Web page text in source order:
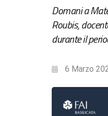
Domani a
Roubis,
durante il
6 Marzo